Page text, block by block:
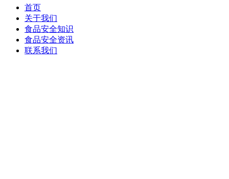
首页
关于我们
食品安全知识
食品安全资讯
联系我们